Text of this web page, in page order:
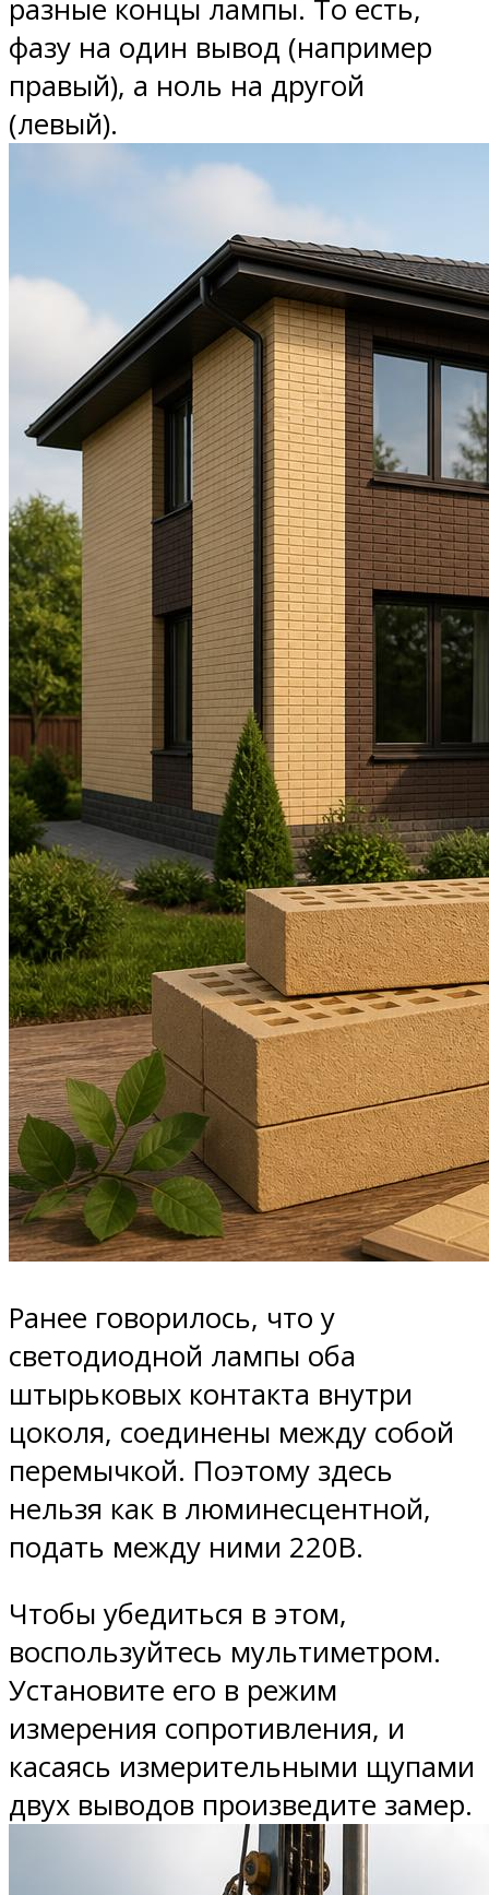
разные концы лампы. То есть,
фазу на один вывод (например
правый), а ноль на другой
(левый).
Ранее говорилось, что у
светодиодной лампы оба
штырьковых контакта внутри
цоколя, соединены между собой
перемычкой. Поэтому здесь
нельзя как в люминесцентной,
подать между ними 220В.
Чтобы убедиться в этом,
воспользуйтесь мультиметром.
Установите его в режим
измерения сопротивления, и
касаясь измерительными щупами
двух выводов произведите замер.